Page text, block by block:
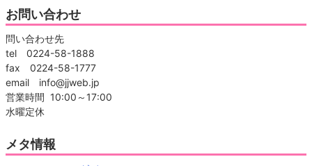
お問い合わせ
問い合わせ先
tel 0224-58-1888
fax 0224-58-1777
email info@jjweb.jp
営業時間 10:00～17:00
水曜定休
メタ情報